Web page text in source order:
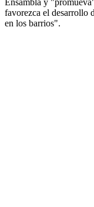
favorezca el desarrollo
en los barrios".